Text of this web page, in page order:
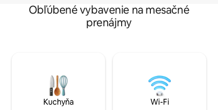
Obľúbené vybavenie na mesačné
prenájmy
Kuchyňa Wi-Fi